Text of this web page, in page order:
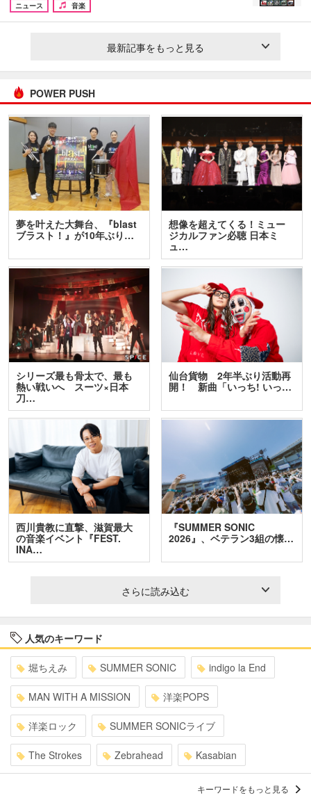
ニュース
音楽
最新記事をもっと見る
POWER PUSH
夢を叶えた大舞台、『blast
ブラスト！』が10年ぶり…
想像を超えてくる！ミュー
ジカルファン必聴 日本ミ
ュ…
シリーズ最も骨太で、最も
熱い戦いへ スーツ×日本
刀…
仙台貨物 2年半ぶり活動再
開！ 新曲「いっち! いっ…
西川貴教に直撃、滋賀最大
の音楽イベント『FEST.
INA…
『SUMMER SONIC
2026』、ベテラン3組の懐…
さらに読み込む
人気のキーワード
堀ちえみ SUMMER SONIC indigo la End
MAN WITH A MISSION 洋楽POPS
洋楽ロック SUMMER SONICライブ
The Strokes Zebrahead Kasabian
キーワードをもっと見る